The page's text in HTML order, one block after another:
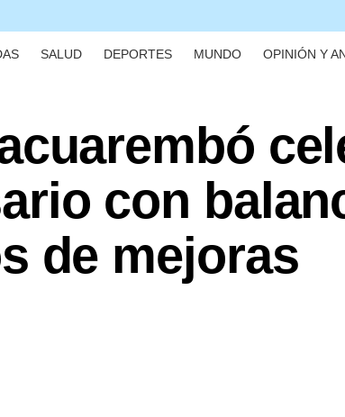
SALUD DEPORTES MUNDO OPINIÓN Y
con
de mejoras